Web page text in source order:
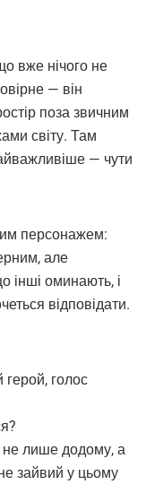
вже нічого не
— він
поза звичним
світу. Там
— чути
персонажем:
але
інші оминають, і
відповідати.
герой, голос
не лише додому, а
зайвий у цьому